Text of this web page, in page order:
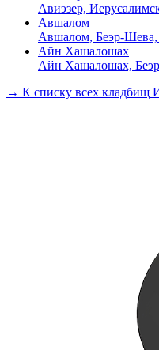
Авиэзер,
Авшалом
Авшалом, Беэр-
Айн Хашалошах
Айн Хашалошах,
→ К списку всех кладбищ